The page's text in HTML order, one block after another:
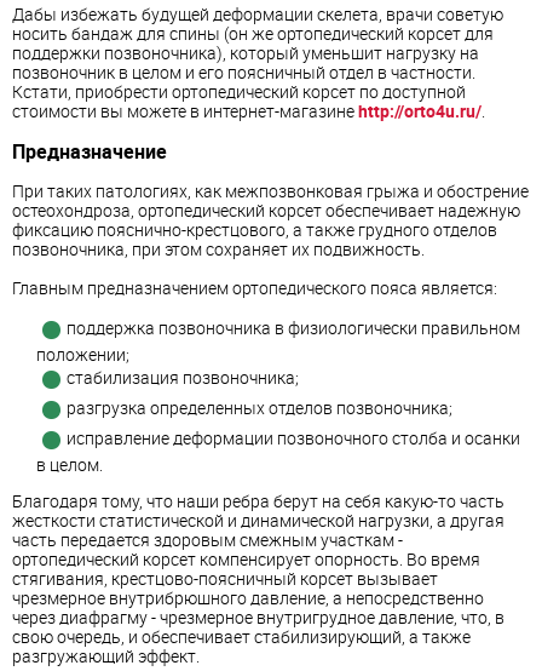
Дабы избежать будущей деформации скелета, врачи советую
носить бандаж для спины (он же ортопедический корсет для
поддержки позвоночника), который уменьшит нагрузку на
позвоночник в целом и его поясничный отдел в частности.
Кстати, приобрести ортопедический корсет по доступной
стоимости вы можете в интернет-магазинеhttp://orto4u.ru/
Предназначение
При таких патологиях, как межпозвонковая грыжа и обострение
остеохондроза, ортопедический корсет обеспечивает надежную
фиксацию пояснично-крестцового, а также грудного отделов
позвоночника, при этом сохраняет их подвижность.
Главным предназначением ортопедического пояса является:
поддержка позвоночника в физиологически правильном
положении;
стабилизация позвоночника;
разгрузка определенных отделов позвоночника;
исправление деформации позвоночного столба и осанки
в целом.
Благодаря тому, что наши ребра берут на себя какую-то часть
жесткости статистической и динамической нагрузки, а другая
часть передается здоровым смежным участкам -
ортопедический корсет компенсирует опорность. Во время
стягивания, крестцово-поясничный корсет вызывает
чрезмерное внутрибрюшного давление, а непосредственно
через диафрагму - чрезмерное внутригрудное давление, что, в
свою очередь, и обеспечивает стабилизирующий, а также
разгружающий эффект.